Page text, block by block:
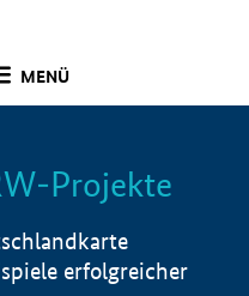
MENÜ
Info
Projekte
erfolgreicher